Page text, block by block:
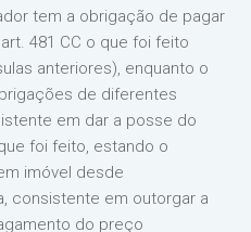
tem a obrigação de pagar
481 CC o que foi feito
anteriores), enquanto o
de diferentes
em dar a posse do
foi feito, estando o
imóvel desde
consistente em outorgar a
do preço